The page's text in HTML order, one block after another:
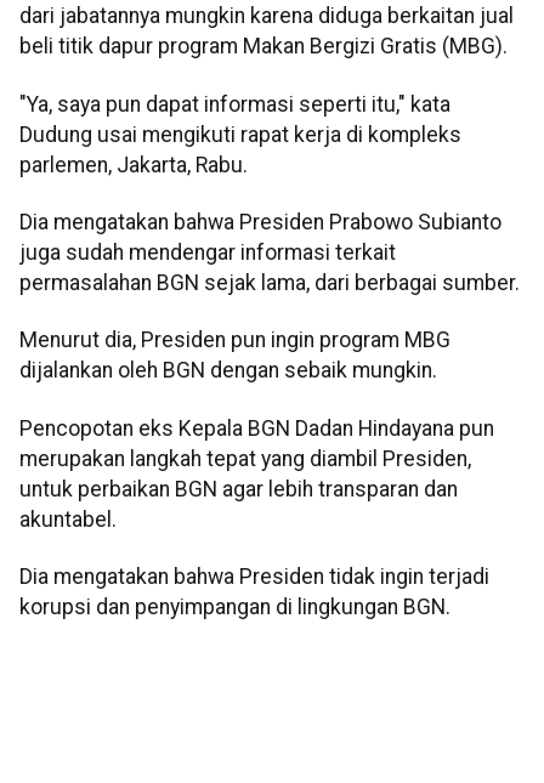
dari jabatannya mungkin karena diduga berkaitan jual
beli titik dapur program Makan Bergizi Gratis (MBG).
"Ya, saya pun dapat informasi seperti itu," kata
Dudung usai mengikuti rapat kerja di kompleks
parlemen, Jakarta, Rabu.
Dia mengatakan bahwa Presiden Prabowo Subianto
juga sudah mendengar informasi terkait
permasalahan BGN sejak lama, dari berbagai sumber.
Menurut dia, Presiden pun ingin program MBG
dijalankan oleh BGN dengan sebaik mungkin.
Pencopotan eks Kepala BGN Dadan Hindayana pun
merupakan langkah tepat yang diambil Presiden,
untuk perbaikan BGN agar lebih transparan dan
akuntabel.
Dia mengatakan bahwa Presiden tidak ingin terjadi
korupsi dan penyimpangan di lingkungan BGN.